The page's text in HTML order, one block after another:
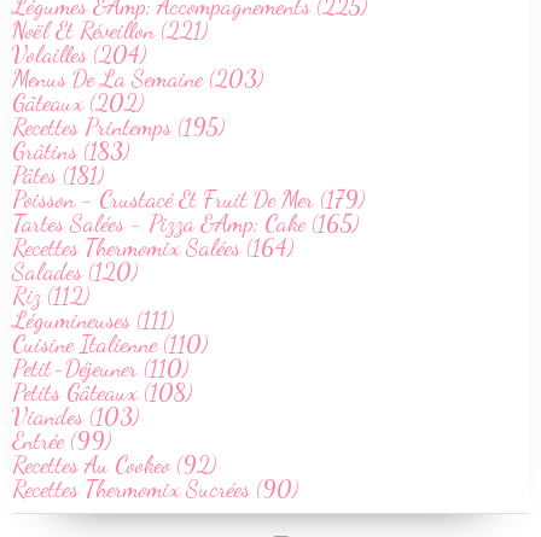
Noël Et Réveillon (221)
Volailles (204)
Menus De La Semaine (203)
Gâteaux (202)
Recettes Printemps (195)
Grâtins (183)
Pâtes (181)
Poisson - Crustacé Et Fruit De Mer (179)
Tartes Salées - Pizza &Amp; Cake (165)
Recettes Thermomix Salées (164)
Salades (120)
Riz (112)
Légumineuses (111)
Cuisine Italienne (110)
Petit-Déjeuner (110)
Petits Gâteaux (108)
Viandes (103)
Entrée (99)
Recettes Au Cookeo (92)
Recettes Thermomix Sucrées (90)